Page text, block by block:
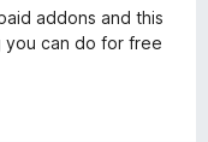
addons and this
you can do for free